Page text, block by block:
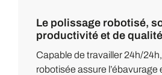
Le polissage robotisé,
productivité et de qualité
Capable de travailler 24h/
robotisée assure l’ébavurage